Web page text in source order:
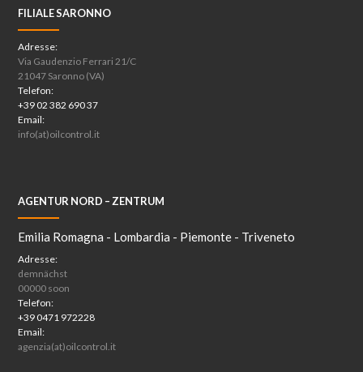
FILIALE SARONNO
Adresse:
Via Gaudenzio Ferrari 21/C
21047 Saronno (VA)
Telefon:
+39 02 382 690 37
Email:
info(at)oilcontrol.it
AGENTUR NORD – ZENTRUM
Emilia Romagna - Lombardia - Piemonte - Triveneto
Adresse:
demnächst
00000 soon
Telefon:
+39 0471 972228
Email:
agenzia(at)oilcontrol.it